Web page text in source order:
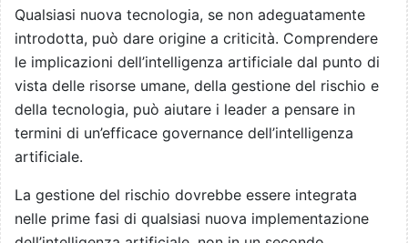
Qualsiasi nuova tecnologia, se non adeguatamente
introdotta, può dare origine a criticità. Comprendere
le implicazioni dell’intelligenza artificiale dal punto di
vista delle risorse umane, della gestione del rischio e
della tecnologia, può aiutare i leader a pensare in
termini di un’efficace governance dell’intelligenza
artificiale.
La gestione del rischio dovrebbe essere integrata
nelle prime fasi di qualsiasi nuova implementazione